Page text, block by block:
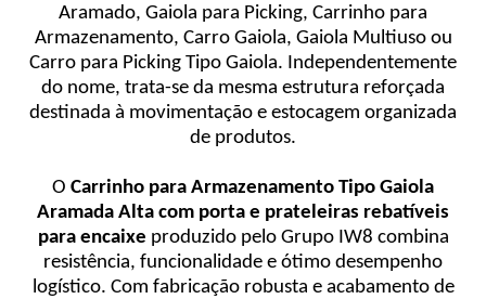
Aramado, Gaiola para Picking, Carrinho para
Armazenamento, Carro Gaiola, Gaiola Multiuso ou
Carro para Picking Tipo Gaiola. Independentemente
do nome, trata-se da mesma estrutura reforçada
destinada à movimentação e estocagem organizada
de produtos.
O Carrinho para Armazenamento Tipo Gaiola
Aramada Alta com porta e prateleiras rebatíveis
para encaixe produzido pelo Grupo IW8 combina
resistência, funcionalidade e ótimo desempenho
logístico. Com fabricação robusta e acabamento de